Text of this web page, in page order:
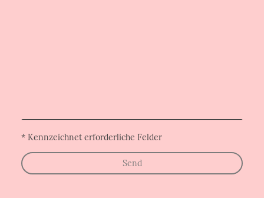
* Kennzeichnet erforderliche Felder
Send